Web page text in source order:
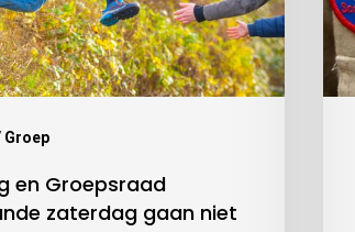
Groep
en Groepsraad
zaterdag gaan niet